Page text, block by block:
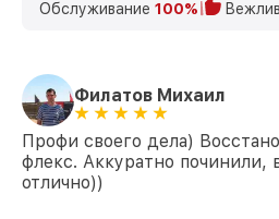
Обслуживание 100%
Филатов Михаил
Профи своего дела)
флекс. Аккуратно починили,
отлично))